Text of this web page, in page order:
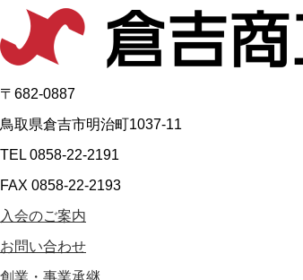
〒682-0887
鳥取県倉吉市明治町1037-11
TEL 0858-22-2191
FAX 0858-22-2193
入会のご案内
お問い合わせ